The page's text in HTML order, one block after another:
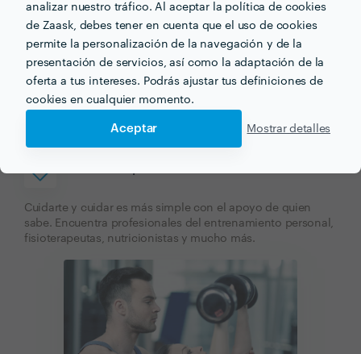
analizar nuestro tráfico. Al aceptar la política de cookies
de Zaask, debes tener en cuenta que el uso de cookies
permite la personalización de la navegación y de la
presentación de servicios, así como la adaptación de la
oferta a tus intereses. Podrás ajustar tus definiciones de
cookies en cualquier momento.
Aceptar Mostrar detalles
Reforma de Cocinas
Reforma Integral
Tala de Árboles
Trabajos de Electricidad
Cuidarte y cuidar es más simple con el apoyo de quien
sabe. Encuentra profesionales del entrenamiento personal,
fisioterapeutas, nutricionistas y mucho más.